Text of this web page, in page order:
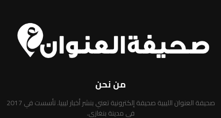
من نحن
صحيفة العنوان الليبية صحيفة إلكترونية تعني بنشر أخبار ليبيا. تأسست في 2017
في مدينة بنغازي.